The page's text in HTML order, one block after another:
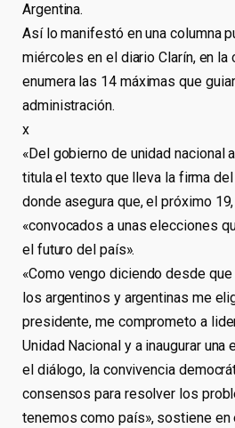
Argentina.
Así lo manifestó en una columna
miércoles en el diario Clarín, en la
enumera las 14 máximas que
administración.
x
«Del gobierno de unidad nacional
titula el texto que lleva la firma
donde asegura que, el próximo
«convocados a unas elecciones
el futuro del país».
«Como vengo diciendo desde
los argentinos y argentinas me
presidente, me comprometo a
Unidad Nacional y a inaugurar una
el diálogo, la convivencia
consensos para resolver los
tenemos como país», sostiene en